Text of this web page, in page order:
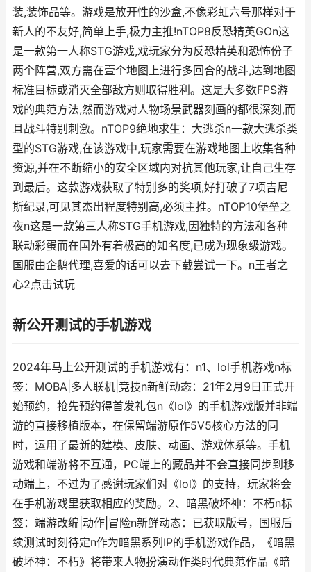
装,装饰品等。游戏是放开性的沙盒,不像彩虹六号那样对于
新人的不友好,简单上手,极力主推!nTOP8反恐精英GOn这
是一款第一人称STG游戏,戏玩家分为反恐精英和恐怖份子
两个阵营,双方需在壹个地图上进行多回合的战斗,达到地图
标准目标或消灭全部敌方则取得胜利。这是大多数FPS游
戏的典范方法,然而游戏对人物场景武器刻画的都很深刻,而
且战斗特别刺激。nTOP9绝地求生：大逃杀n一款大逃杀类
型的STG游戏,在该游戏中,玩家需要在游戏地图上收集各种
资源,并在不断缩小的安全区域内对抗其他玩家,让自己生存
到最后。这款游戏获取了特别多的奖项,好打破了7项吉尼
斯纪录,可见其杰出程度特别高,必须主推。nTOP10堡垒之
夜n这是一款第三人称STG手机游戏,因独特的方法和各种
联动彩蛋而在国外有着极高的知名度,已成为现象级游戏。
国服由企鹅代理,喜爱的话可以去下载尝试一下。n王者之
心2点击试玩
新公开测试的手机游戏
2024年马上公开测试的手机游戏有：n1、lol手机游戏n标
签：MOBA|多人联机|竞技n新鲜动态：21年2月9日正式开
始预约，抢先预约得首发礼包n《lol》的手机游戏版并非端
游的直接移植版本，在保留端游原作5V5核心方法的同
时，运用了最新的建模、皮肤、动画、游戏体系等。手机
游戏和端游将不互通，PC端上的藏品并不会直接同步到移
动端上，不过为了感谢玩家们对《lol》的支持，玩家将会
在手机游戏里获取相应的奖励。2、暗黑破坏神：不朽n标
签：端游改编|动作|冒险n新鲜动态：已获取版号，国服后
续测试时刻待定n作为暗黑系列IP的手机游戏作品，《暗黑
破坏神：不朽》将带来人物扮演动作类时代典范作品《暗